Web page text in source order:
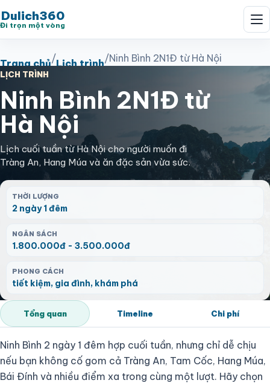
Dulich360
Đi trọn một vòng
Trang chủ/Lịch trình/Ninh Bình 2N1Đ từ Hà Nội
LỊCH TRÌNH
Ninh Bình 2N1Đ từ
Hà Nội
Lịch cuối tuần từ Hà Nội cho người muốn đi
Tràng An, Hang Múa và ăn đặc sản vừa sức.
THỜI LƯỢNG
2 ngày 1 đêm
NGÂN SÁCH
1.800.000đ - 3.500.000đ
PHONG CÁCH
tiết kiệm, gia đình, khám phá
Tổng quan Timeline Chi phí
Ninh Bình 2 ngày 1 đêm hợp cuối tuần, nhưng chỉ dễ chịu
nếu bạn không cố gom cả Tràng An, Tam Cốc, Hang Múa,
Bái Đính và nhiều điểm xa trong cùng một lượt. Hãy chọn